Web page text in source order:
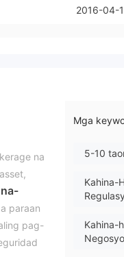
2016-04-
na
na-
paraan
pag-
Mga
5-10
Kahina-
Kahina-
Negosyo